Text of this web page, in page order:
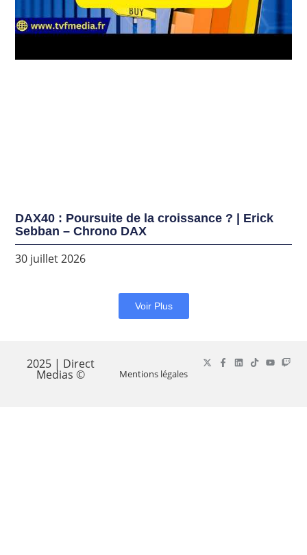
DAX40 : Poursuite de la croissance ? | Erick
Sebban – Chrono DAX
30 juillet 2026
Voir Plus
2025 | Direct
Medias © Mentions légales